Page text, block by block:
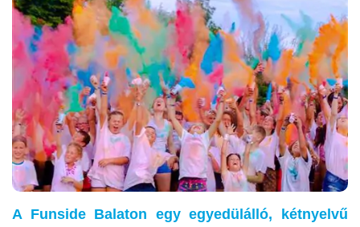
A Funside Balaton egy egyedülálló, kétnyelvű